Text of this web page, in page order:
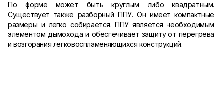
По форме может быть круглым либо квадратным.
Существует также разборный ППУ. Он имеет компактные
размеры и легко собирается. ППУ является необходимым
элементом дымохода и обеспечивает защиту от перегрева
и возгорания легковоспламеняющихся конструкций.